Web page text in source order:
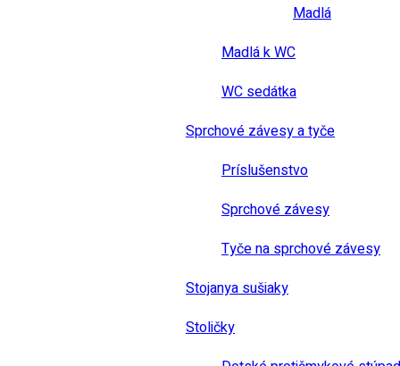
Madlá
Madlá k WC
WC sedátka
Sprchové závesy a tyče
Príslušenstvo
Sprchové závesy
Tyče na sprchové závesy
Stojanya sušiaky
Stoličky